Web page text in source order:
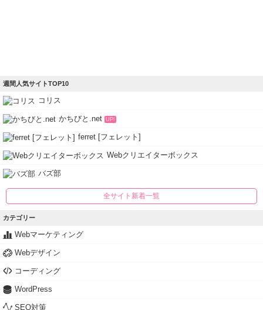
週間人気サイトTOP10
コリス
かちびと.net UP!
ferret [フェレット]
Webクリエイターボックス
バズ部
全サイト新着一覧
カテゴリー
Webマーケティング
Webデザイン
コーディング
WordPress
SEO対策